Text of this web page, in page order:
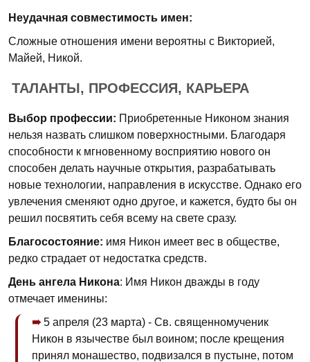
Неудачная совместимость имен:
Сложные отношения имени вероятны с Викторией,
Майей, Никой.
ТАЛАНТЫ, ПРОФЕССИЯ, КАРЬЕРА
Выбор профессии: Приобретенные Никоном знания
нельзя назвать слишком поверхностными. Благодаря
способности к мгновенному восприятию нового он
способен делать научные открытия, разрабатывать
новые технологии, направления в искусстве. Однако его
увлечения сменяют одно другое, и кажется, будто бы он
решил посвятить себя всему на свете сразу.
Благосостояние: имя Никон имеет вес в обществе,
редко страдает от недостатка средств.
День ангела Никона: Имя Никон дважды в году
отмечает именины:
5 апреля (23 марта) - Св. священномученик
Никон в язычестве был воином; после крещения
принял монашество, подвизался в пустыне, потом